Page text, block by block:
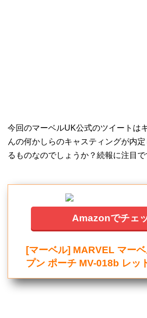
今回のマーベルUK公式のツイートは
んの何かしらのキャスティングが内
るものなのでしょうか？続報に注目で
Amazonでチェ
[マーベル] MARVEL マー
プン ポーチ MV-018b レッ